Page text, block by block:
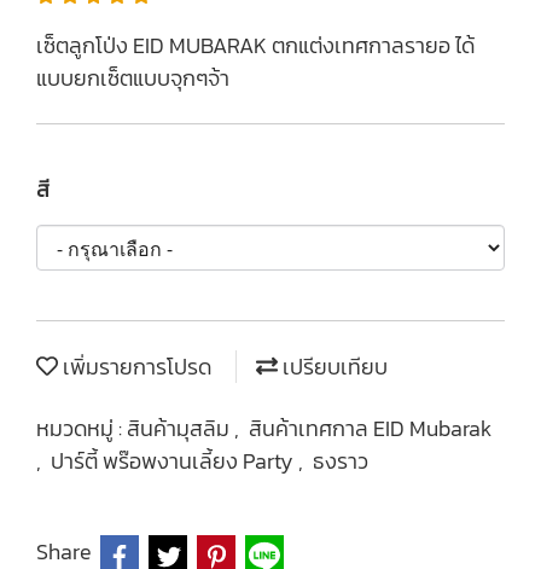
เซ็ตลูกโป่ง EID MUBARAK ตกแต่งเทศกาลรายอ ได้
แบบยกเซ็ตแบบจุกๆจ้า
สี
เพิ่มรายการโปรด
เปรียบเทียบ
หมวดหมู่ :สินค้ามุสลิม , สินค้าเทศกาล EID Mubarak
, ปาร์ตี้ พร๊อพงานเลี้ยง Party , ธงราว
Share